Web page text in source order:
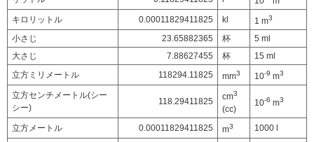
キロリットル 0.00011829411825 kl 1 m3
小さじ 23.65882365 杯
5 ml
大さじ
7.88627455 杯
15 ml
立方ミリメートル
118294.11825 mm3 10-9 m3
立方センチメートル(シー
シー)
118.29411825 cm3
(cc)
10-6 m3
立方メートル 0.00011829411825 m3 1000 l